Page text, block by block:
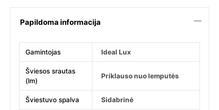
Papildoma informacija
Gamintojas Ideal Lux
Šviesos srautas
(lm)
Priklauso nuo lemputės
Šviestuvo spalva Sidabrinė